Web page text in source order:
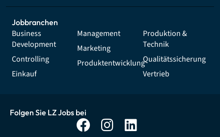
Jobbranchen
Business
Development
Controlling
Einkauf
Management
Marketing
Produktentwicklung
Produktion &
Technik
Qualitätssicherung
Vertrieb
Folgen Sie LZ Jobs bei